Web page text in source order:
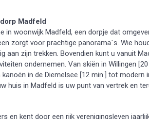
Madfeld
in woonwijk Madfeld, een dorpje dat
zorgt voor prachtige panorama`s. Wie
aan zijn trekken. Bovendien kunt u vanuit
ondernemen. Van skiën in Willingen
in de Diemelsee [12 min.] tot
huis in Madfeld is uw punt van vertrek en
en kent door een rijk verenigingsleven